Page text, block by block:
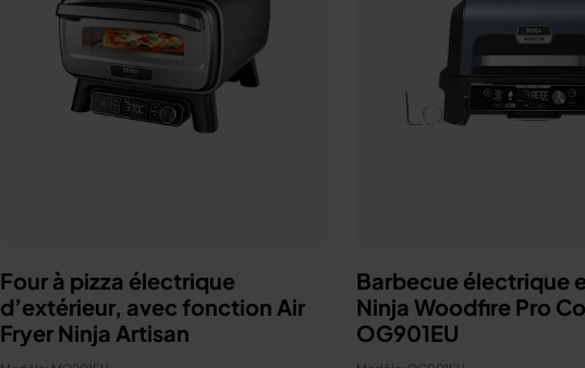
Four à pizza électrique
d’extérieur, avec fonction Air
Fryer Ninja Artisan
Barbecue électrique
Ninja Woodfire Pro
OG901EU